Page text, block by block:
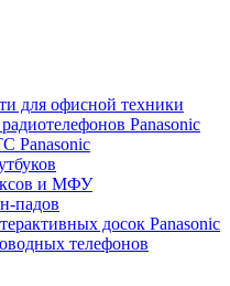
для офисной техники
Panasonic
Panasonic
и МФУ
падов
досок Panasonic
телефонов